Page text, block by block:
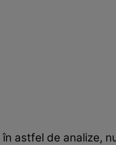
astfel de analize,